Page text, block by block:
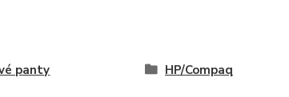
panty HP/Compaq